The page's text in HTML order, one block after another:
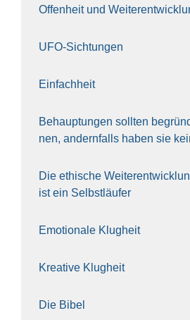
Offen­heit und
UFO-Sich­tun­gen
Ein­fach­heit
Behaup­tun­gen soll­ten
nen, andern­falls haben sie
Die ethi­sche
ist ein Selbst­läu­fer
Emo­tio­na­le Klug­heit
Krea­ti­ve Klug­heit
Die Bibel